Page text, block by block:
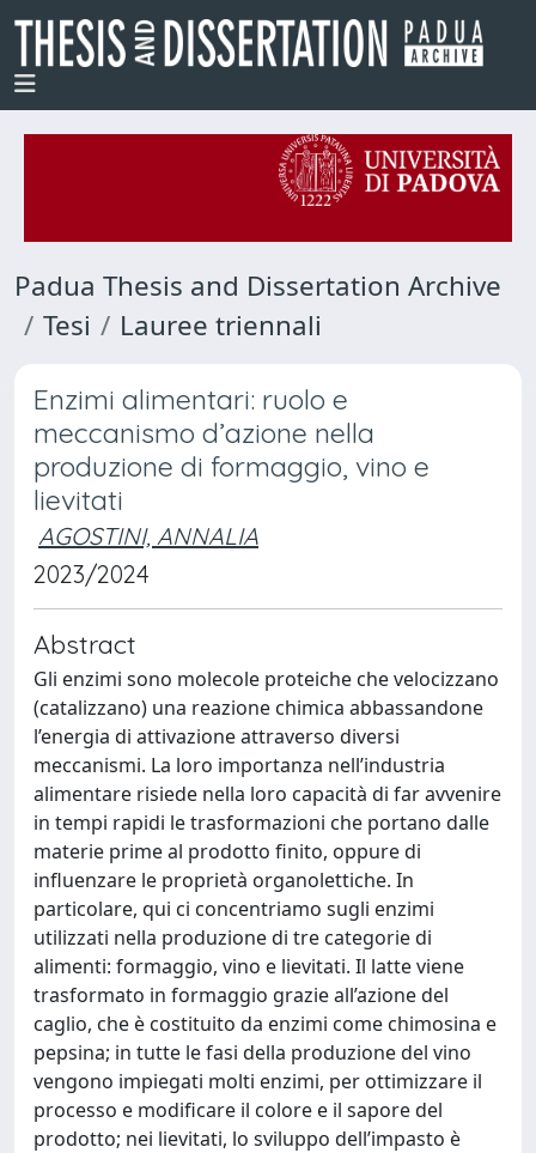
Padua Thesis and Dissertation Archive
Tesi
Lauree triennali
Enzimi alimentari: ruolo e
meccanismo d’azione nella
produzione di formaggio, vino e
lievitati
AGOSTINI, ANNALIA
2023/2024
Abstract
Gli enzimi sono molecole proteiche che velocizzano
(catalizzano) una reazione chimica abbassandone
l’energia di attivazione attraverso diversi
meccanismi. La loro importanza nell’industria
alimentare risiede nella loro capacità di far avvenire
in tempi rapidi le trasformazioni che portano dalle
materie prime al prodotto finito, oppure di
influenzare le proprietà organolettiche. In
particolare, qui ci concentriamo sugli enzimi
utilizzati nella produzione di tre categorie di
alimenti: formaggio, vino e lievitati. Il latte viene
trasformato in formaggio grazie all’azione del
caglio, che è costituito da enzimi come chimosina e
pepsina; in tutte le fasi della produzione del vino
vengono impiegati molti enzimi, per ottimizzare il
processo e modificare il colore e il sapore del
prodotto; nei lievitati, lo sviluppo dell’impasto è